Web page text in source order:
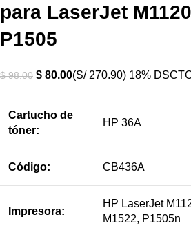
para LaserJet
P1505
$98.00 $ 80.00(S/ 270.90) 18%
Cartucho de
tóner:
HP 36A
Código: CB436A
Impresora:
HP LaserJet
M1522, P1505n